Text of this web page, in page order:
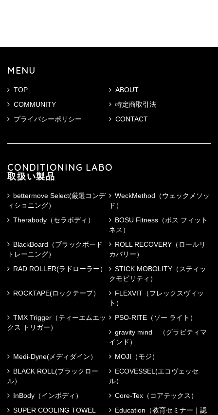
MENU
TOP
ABOUT
COMMUNITY
特定商取引法
プライバシーポリシー
CONTACT
CONDITIONING LABO
取扱い製品
bettermove Select(厳選コンデ
ィショニング）
WeckMethod（ウェックメソッ
ド）
Therabody（セラボディ）
BOSU Fitness（ボス フィット
ネス）
BlackBoard（ブラックボード
トレーニング）
ROLL RECOVERY（ロールリ
カバリー）
RAD ROLLER(ラドローラー）
STICK MOBOLITY（スティッ
クモビリティ）
ROCKTAPE(ロックテープ）
FLEXVIT（フレックスヴィッ
ト）
TMX Trigger（ティーエムエッ
クス トリガー）
PSO-RITE（ソー ライト）
gravity mind （グラビティマ
インド）
Medi-Dyne(メディダイン）
MOJI（モジ）
BLACK ROLL(ブラックロー
ル）
ECOVESSEL(エコヴェッセ
ル）
InBody（インボディ）
Core-Tex（コアテックス）
SUPER COOLING TOWEL
Education（教育セミナー｜認